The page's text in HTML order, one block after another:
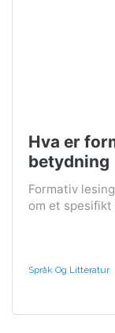
Hva er
betydning
Formativ
om et spesifikt
Språk Og Litteratur